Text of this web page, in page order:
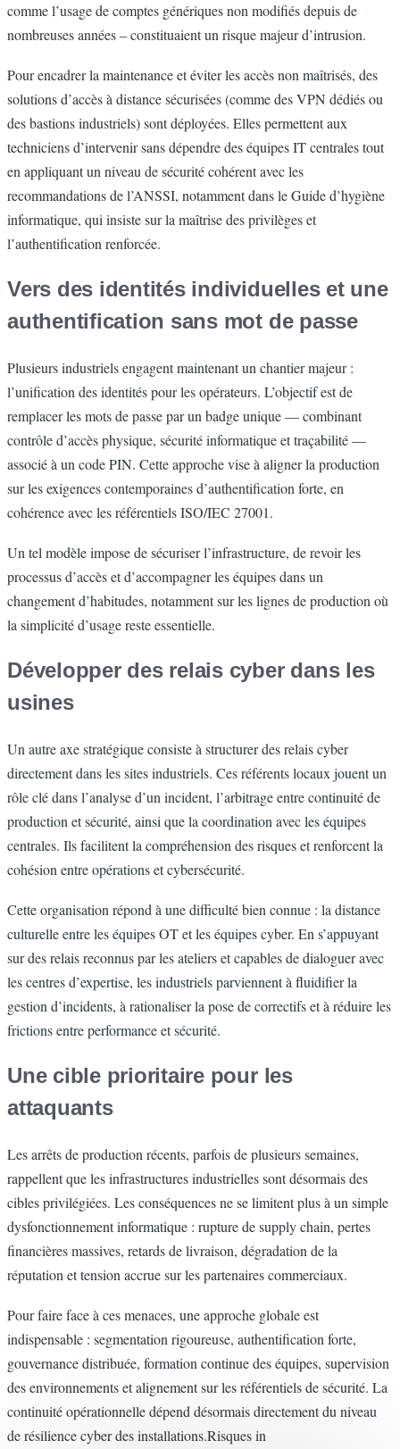
comme l’usage de comptes génériques non modifiés depuis de
nombreuses années – constituaient un risque majeur d’intrusion.
Pour encadrer la maintenance et éviter les accès non maîtrisés, des
solutions d’accès à distance sécurisées (comme des VPN dédiés ou
des bastions industriels) sont déployées. Elles permettent aux
techniciens d’intervenir sans dépendre des équipes IT centrales tout
en appliquant un niveau de sécurité cohérent avec les
recommandations de l’ANSSI, notamment dans le Guide d’hygiène
informatique, qui insiste sur la maîtrise des privilèges et
l’authentification renforcée.
Vers des identités individuelles et une
authentification sans mot de passe
Plusieurs industriels engagent maintenant un chantier majeur :
l’unification des identités pour les opérateurs. L’objectif est de
remplacer les mots de passe par un badge unique — combinant
contrôle d’accès physique, sécurité informatique et traçabilité —
associé à un code PIN. Cette approche vise à aligner la production
sur les exigences contemporaines d’authentification forte, en
cohérence avec les référentiels ISO/IEC 27001.
Un tel modèle impose de sécuriser l’infrastructure, de revoir les
processus d’accès et d’accompagner les équipes dans un
changement d’habitudes, notamment sur les lignes de production où
la simplicité d’usage reste essentielle.
Développer des relais cyber dans les
usines
Un autre axe stratégique consiste à structurer des relais cyber
directement dans les sites industriels. Ces référents locaux jouent un
rôle clé dans l’analyse d’un incident, l’arbitrage entre continuité de
production et sécurité, ainsi que la coordination avec les équipes
centrales. Ils facilitent la compréhension des risques et renforcent la
cohésion entre opérations et cybersécurité.
Cette organisation répond à une difficulté bien connue : la distance
culturelle entre les équipes OT et les équipes cyber. En s’appuyant
sur des relais reconnus par les ateliers et capables de dialoguer avec
les centres d’expertise, les industriels parviennent à fluidifier la
gestion d’incidents, à rationaliser la pose de correctifs et à réduire les
frictions entre performance et sécurité.
Une cible prioritaire pour les
attaquants
Les arrêts de production récents, parfois de plusieurs semaines,
rappellent que les infrastructures industrielles sont désormais des
cibles privilégiées. Les conséquences ne se limitent plus à un simple
dysfonctionnement informatique : rupture de supply chain, pertes
financières massives, retards de livraison, dégradation de la
réputation et tension accrue sur les partenaires commerciaux.
Pour faire face à ces menaces, une approche globale est
indispensable : segmentation rigoureuse, authentification forte,
gouvernance distribuée, formation continue des équipes, supervision
des environnements et alignement sur les référentiels de sécurité. La
continuité opérationnelle dépend désormais directement du niveau
de résilience cyber des installations.Risques in